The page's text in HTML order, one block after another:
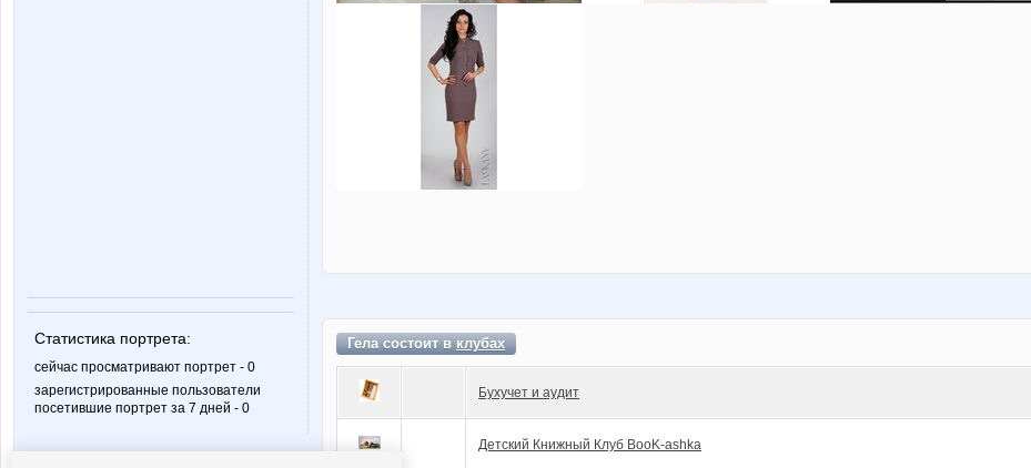
Статистика портрета:
сейчас просматривают портрет - 0
зарегистрированные пользователи
посетившие портрет за 7 дней - 0
Гела состоит вклубах
Бухучет и аудит
Детский Книжный Клуб BooK-ashka